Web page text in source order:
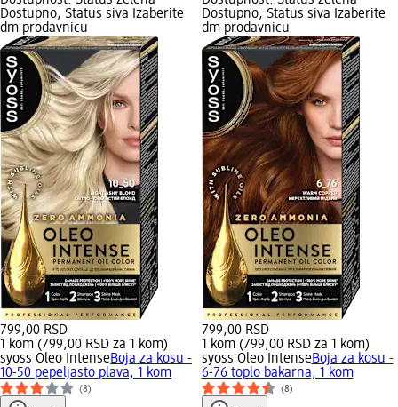
Dostupno, Status siva Izaberite
dm prodavnicu
799,00 RSD
1 kom (799,00 RSD za 1 kom)
syoss Oleo IntenseBoja za kosu -
10-50 pepeljasto plava, 1 kom
(8)
Dostupno, Status siva Izaberite
dm prodavnicu
799,00 RSD
1 kom (799,00 RSD za 1 kom)
syoss Oleo IntenseBoja za kosu -
6-76 toplo bakarna, 1 kom
(8)